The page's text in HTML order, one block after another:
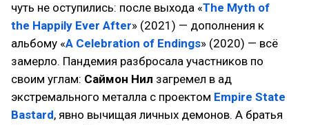
чуть не оступились: после выхода «The Myth of
the Happily Ever After» (2021) — дополнения к
альбому «A Celebration of Endings» (2020) — всё
замерло. Пандемия разбросала участников по
своим углам: Саймон Нил загремел в ад
экстремального металла с проектом Empire State
Bastard, явно вычищая личных демонов. А братья